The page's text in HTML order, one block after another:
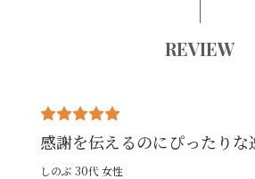
REVIEW
感謝を伝えるのにぴったりな
しのぶ 30代 女性